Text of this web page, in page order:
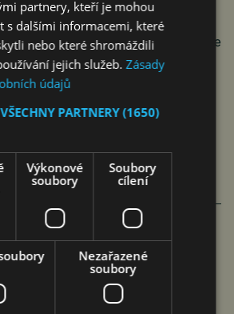
se ale proroctví šéfky Evropské
Lagardeové, že svět se může
Trumpa do čela Spojených států
ekonomických bloků. Jen
nepřehldnější, než její původní
blok kolem USA a druhý kolem
MĚLA PŘIPRAVIT NA
ŠÉFKA ECB NA CNN
partnery, kteří je mohou
s dalšími informacemi, které
nebo které shromáždili
jejich služeb.Zásady
údajů
PARTNERY(1650)
Výkonové
soubory
Soubory
cílení
Nezařazené
soubory